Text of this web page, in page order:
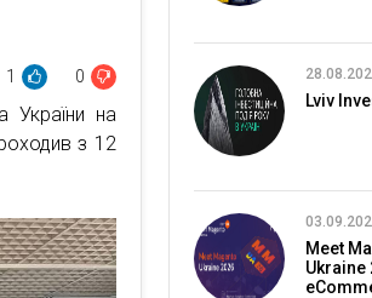
1 0
України на
з 12
Lviv
Meet
Ukraine